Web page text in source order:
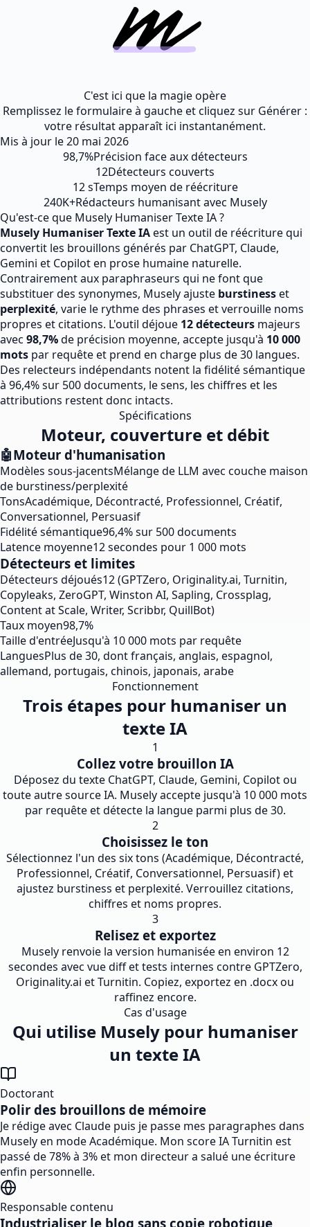
C'est ici que la magie opère
Remplissez le formulaire à gauche et cliquez sur Générer :
votre résultat apparaît ici instantanément.
Mis à jour le20 mai 2026
98,7%Précision face aux détecteurs
12Détecteurs couverts
12 sTemps moyen de réécriture
240K+Rédacteurs humanisant avec Musely
Qu'est-ce que Musely Humaniser Texte IA ?
Musely Humaniser Texte IAest un outil de réécriture qui
convertit les brouillons générés par ChatGPT, Claude,
Gemini et Copilot en prose humaine naturelle.
Contrairement aux paraphraseurs qui ne font que
substituer des synonymes, Musely ajuste burstinesset
perplexité, varie le rythme des phrases et verrouille noms
propres et citations. L'outil déjoue 12 détecteurs majeurs
avec 98,7%de précision moyenne, accepte jusqu'à 10 000
mots par requête et prend en charge plus de 30 langues.
Des relecteurs indépendants notent la fidélité sémantique
à 96,4% sur 500 documents, le sens, les chiffres et les
attributions restent donc intacts.
Spécifications
Moteur, couverture et débit
🤖Moteur d'humanisation
Modèles sous-jacentsMélange de LLM avec couche maison
de burstiness/perplexité
TonsAcadémique, Décontracté, Professionnel, Créatif,
Conversationnel, Persuasif
Fidélité sémantique96,4% sur 500 documents
Latence moyenne12 secondes pour 1 000 mots
Détecteurs et limites
Détecteurs déjoués12 (GPTZero, Originality.ai, Turnitin,
Copyleaks, ZeroGPT, Winston AI, Sapling, Crossplag,
Content at Scale, Writer, Scribbr, QuillBot)
Taux moyen98,7%
Taille d'entréeJusqu'à 10 000 mots par requête
LanguesPlus de 30, dont français, anglais, espagnol,
allemand, portugais, chinois, japonais, arabe
Fonctionnement
Trois étapes pour humaniser un
texte IA
1
Collez votre brouillon IA
Déposez du texte ChatGPT, Claude, Gemini, Copilot ou
toute autre source IA. Musely accepte jusqu'à 10 000 mots
par requête et détecte la langue parmi plus de 30.
2
Choisissez le ton
Sélectionnez l'un des six tons (Académique, Décontracté,
Professionnel, Créatif, Conversationnel, Persuasif) et
ajustez burstiness et perplexité. Verrouillez citations,
chiffres et noms propres.
3
Relisez et exportez
Musely renvoie la version humanisée en environ 12
secondes avec vue diff et tests internes contre GPTZero,
Originality.ai et Turnitin. Copiez, exportez en .docx ou
raffinez encore.
Cas d'usage
Qui utilise Musely pour humaniser
un texte IA
Doctorant
Polir des brouillons de mémoire
Je rédige avec Claude puis je passe mes paragraphes dans
Musely en mode Académique. Mon score IA Turnitin est
passé de 78% à 3% et mon directeur a salué une écriture
enfin personnelle.
Responsable contenu
Industrialiser le blog sans copie robotique